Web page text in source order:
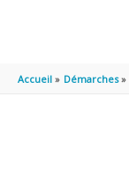
Accueil Démarches